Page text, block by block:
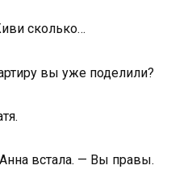
сколько…
вы уже поделили?
встала. — Вы правы.